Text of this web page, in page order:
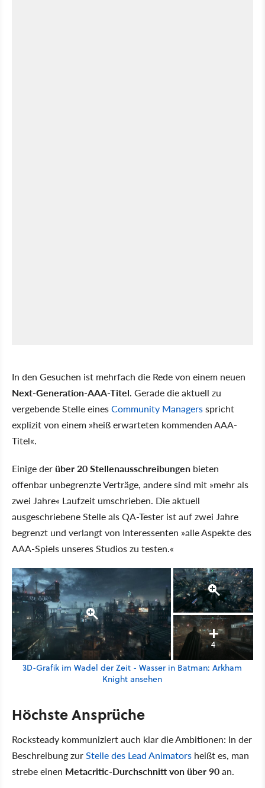
In den Gesuchen ist mehrfach die Rede von einem neuen
Next-Generation-AAA-Titel. Gerade die aktuell zu
vergebende Stelle einesCommunity Managersspricht
explizit von einem »heiß erwarteten kommenden AAA-
Titel«.
Einige derüber 20 Stellenausschreibungen bieten
offenbar unbegrenzte Verträge, andere sind mit »mehr als
zwei Jahre« Laufzeit umschrieben. Die aktuell
ausgeschriebene Stelle als QA-Tester ist auf zwei Jahre
begrenzt und verlangt von Interessenten »alle Aspekte des
AAA-Spiels unseres Studios zu testen.«
4
3D-Grafik im Wadel der Zeit - Wasser in Batman: Arkham
Knight ansehen
Höchste Ansprüche
Rocksteady kommuniziert auch klar die Ambitionen: In der
Beschreibung zurStelle des Lead Animators heißt es, man
strebe einen Metacritic-Durchschnitt von über 90an.